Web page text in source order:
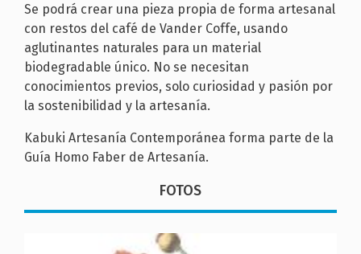
Se podrá crear una pieza propia de forma artesanal
con restos del café de Vander Coffe, usando
aglutinantes naturales para un material
biodegradable único. No se necesitan
conocimientos previos, solo curiosidad y pasión por
la sostenibilidad y la artesanía.
Kabuki Artesanía Contemporánea forma parte de la
Guía Homo Faber de Artesanía.
FOTOS